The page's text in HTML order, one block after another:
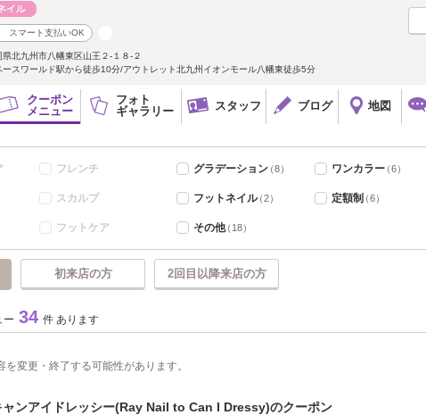
スマート支払いOK
県北九州市八幡東区山王２-１８-２
ースワールド駅から徒歩10分/アウトレット北九州イオンモール八幡東徒歩5分
クーポン
メニュー
フォト
ギャラリー
スタッフ ブログ 地図
フレンチ グラデーション（8） ワンカラー（6）
スカルプ フットネイル（2） 定額制（6）
フットケア その他（18）
初来店の方 2回目以降来店の方
ー 34 件 あります
変更・終了する可能性があります。
ャンアイドレッシー(Ray Nail to Can I Dressy)のクーポン